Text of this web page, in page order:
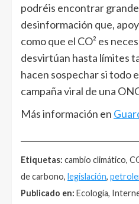
podréis encontrar
desinformación que,
como que el CO² es
desvirtúan hasta límites
hacen sospechar si todo
campaña viral de una
Más información en
Etiquetas: cambio climático,
de carbono, legislación,
Publicado en: Ecología,